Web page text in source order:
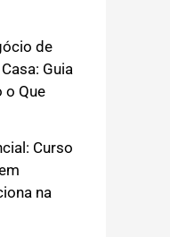
de
Guia
o Que
Curso
na